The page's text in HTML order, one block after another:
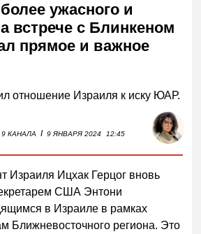
ужасного и
встрече с Блинкеном
прямое и важное
отношение Израиля к иску ЮАР.
КАНАЛА
I 9 ЯНВАРЯ 2024 12:45
Израиля Ицхак Герцог вновь
США Энтони
в Израиле в рамках
Ближневосточного региона. Это